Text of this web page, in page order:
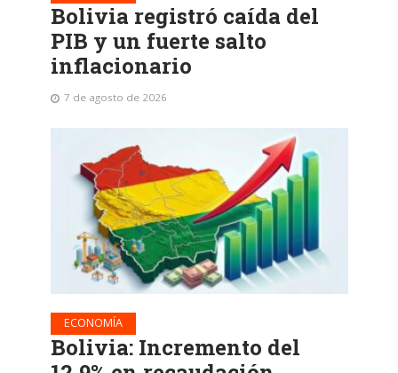
Bolivia registró caída del
PIB y un fuerte salto
inflacionario
7 de agosto de 2026
ECONOMÍA
Bolivia: Incremento del